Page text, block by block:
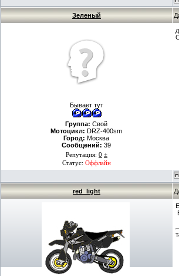
Зеленый
Бывает тут
Группа: Свой
Мотоцикл: DRZ-400sm
Город: Москва
Сообщений: 39
Репутация: 0 ±
Статус: Оффлайн
red_light